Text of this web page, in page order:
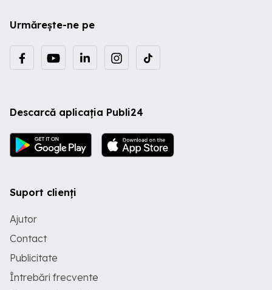
Urmărește-ne pe
Descarcă aplicația Publi24
Suport clienți
Ajutor
Contact
Publicitate
Întrebări frecvente